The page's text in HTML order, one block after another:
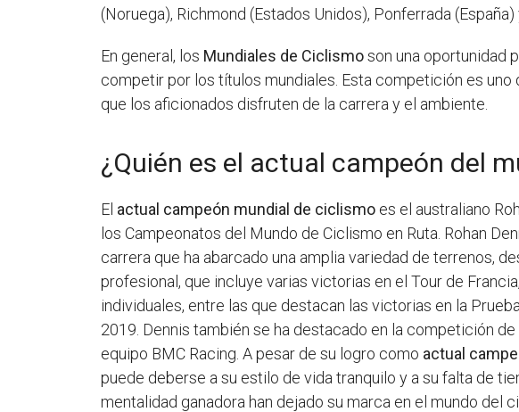
(Noruega), Richmond (Estados Unidos), Ponferrada (España)
En general, los Mundiales de Ciclismoson una oportunidad
competir por los títulos mundiales. Esta competición es
que los aficionados disfruten de la carrera y el ambiente.
¿Quién es el actual campeón del
El actual campeón mundial de ciclismo es el australiano
los Campeonatos del Mundo de Ciclismo en Ruta. Rohan
carrera que ha abarcado una amplia variedad de terrenos,
profesional, que incluye varias victorias en el Tour de
individuales, entre las que destacan las victorias en la
2019. Dennis también se ha destacado en la competición
equipo BMC Racing. A pesar de su logro como actual
puede deberse a su estilo de vida tranquilo y a su falta de
mentalidad ganadora han dejado su marca en el mundo